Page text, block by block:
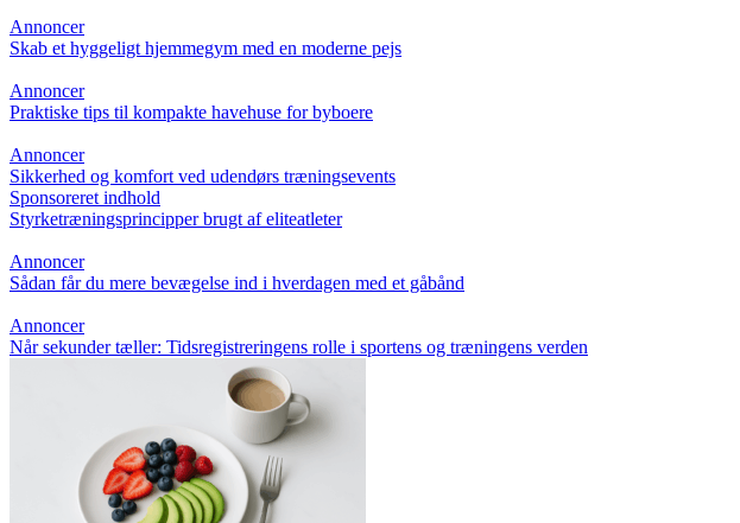
Annoncer
Skab et hyggeligt hjemmegym med en moderne pejs
Annoncer
Praktiske tips til kompakte havehuse for byboere
Annoncer
Sikkerhed og komfort ved udendørs træningsevents
Sponsoreret indhold
Styrketræningsprincipper brugt af eliteatleter
Annoncer
Sådan får du mere bevægelse ind i hverdagen med et gåbånd
Annoncer
Når sekunder tæller: Tidsregistreringens rolle i sportens og træningens verden